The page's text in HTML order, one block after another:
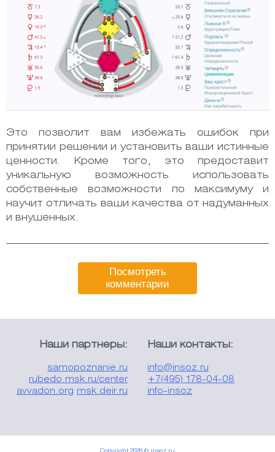
Это позволит вам избежать ошибок при
принятии решении и установить ваши истинные
ценности. Кроме того, это предоставит
уникальную возможность использовать
собственные возможности по максимуму и
научит отличать ваши качества от надуманных
и внушенных.
Посмотреть
комментарии
Наши партнеры:
samopoznanie.ru
rubedo.msk.ru/center
avvadon.org msk.deir.ru
Наши контакты:
info@insoz.ru
+7(495) 178-04-08
info-insoz